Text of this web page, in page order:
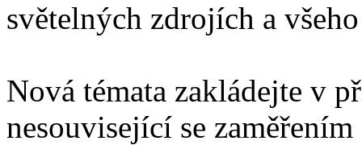
světelných zdrojích a
Nová témata zakládejte v
nesouvisející se